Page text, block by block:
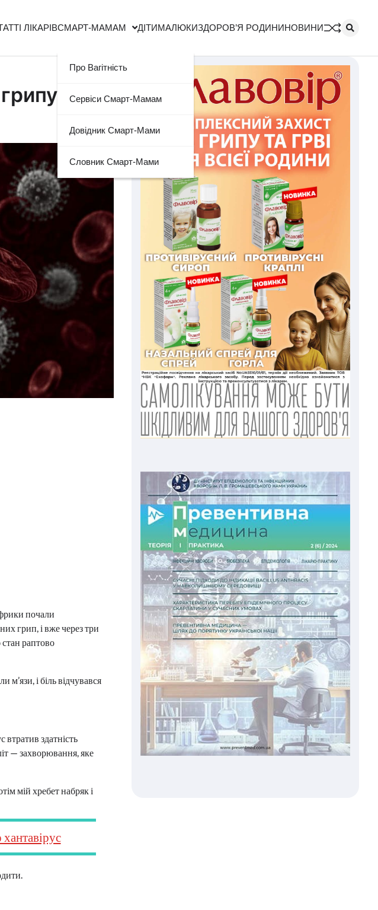
ЛІКАРІВСМАРТ-МАМАМ
Про Вагітність
Сервіси Смарт-Мамам
Довідник Смарт-Мами
Словник Смарт-Мами
ДІТИМАЛЮКИЗДОРОВ’Я РОДИНИНОВИНИ
почали
грип, і вже через три
раптово
м’язи, і біль відчувався
здатність
— захворювання, яке
мій хребет набряк і